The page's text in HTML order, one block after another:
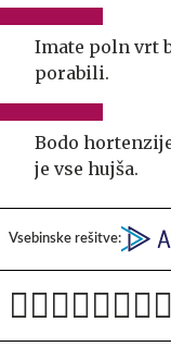
Imate poln vrt
porabili.
Bodo
je vse hujša.
Vsebinske rešitve: